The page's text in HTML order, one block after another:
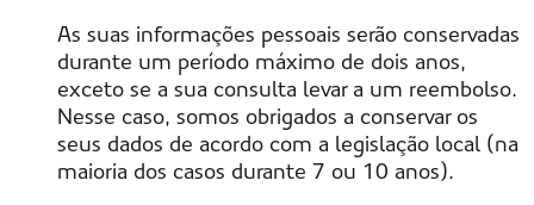
As suas informações pessoais serão conservadas
durante um período máximo de dois anos,
exceto se a sua consulta levar a um reembolso.
Nesse caso, somos obrigados a conservar os
seus dados de acordo com a legislação local (na
maioria dos casos durante 7 ou 10 anos).